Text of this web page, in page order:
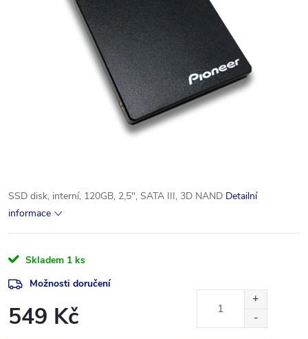
SSD disk, interní, 120GB, 2,5", SATA III, 3D NAND Detailní
informace
Skladem 1 ks
Možnosti doručení
549 Kč